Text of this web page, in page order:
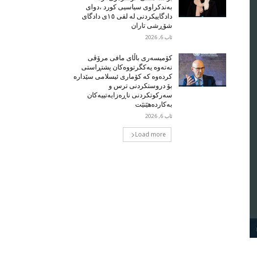
بەندکراوی سیاسیی کورد ،دوای
دادگاییکردنی لە لقی ١٥ی دادگای
شۆڕشی تاران
ئاب 6, 2026
کۆمیسەری باڵای مافی مرۆڤی
نەتەوە یەکگرتووەکان پشتڕاستی
کردەوە کە کۆماری ئیسلامی سێدارە
بۆ دروستکردنی ترس و
سەرکوتکردنی ناڕەزایەتییەکان
بەکاردەهێنێت
ئاب 6, 2026
Load more